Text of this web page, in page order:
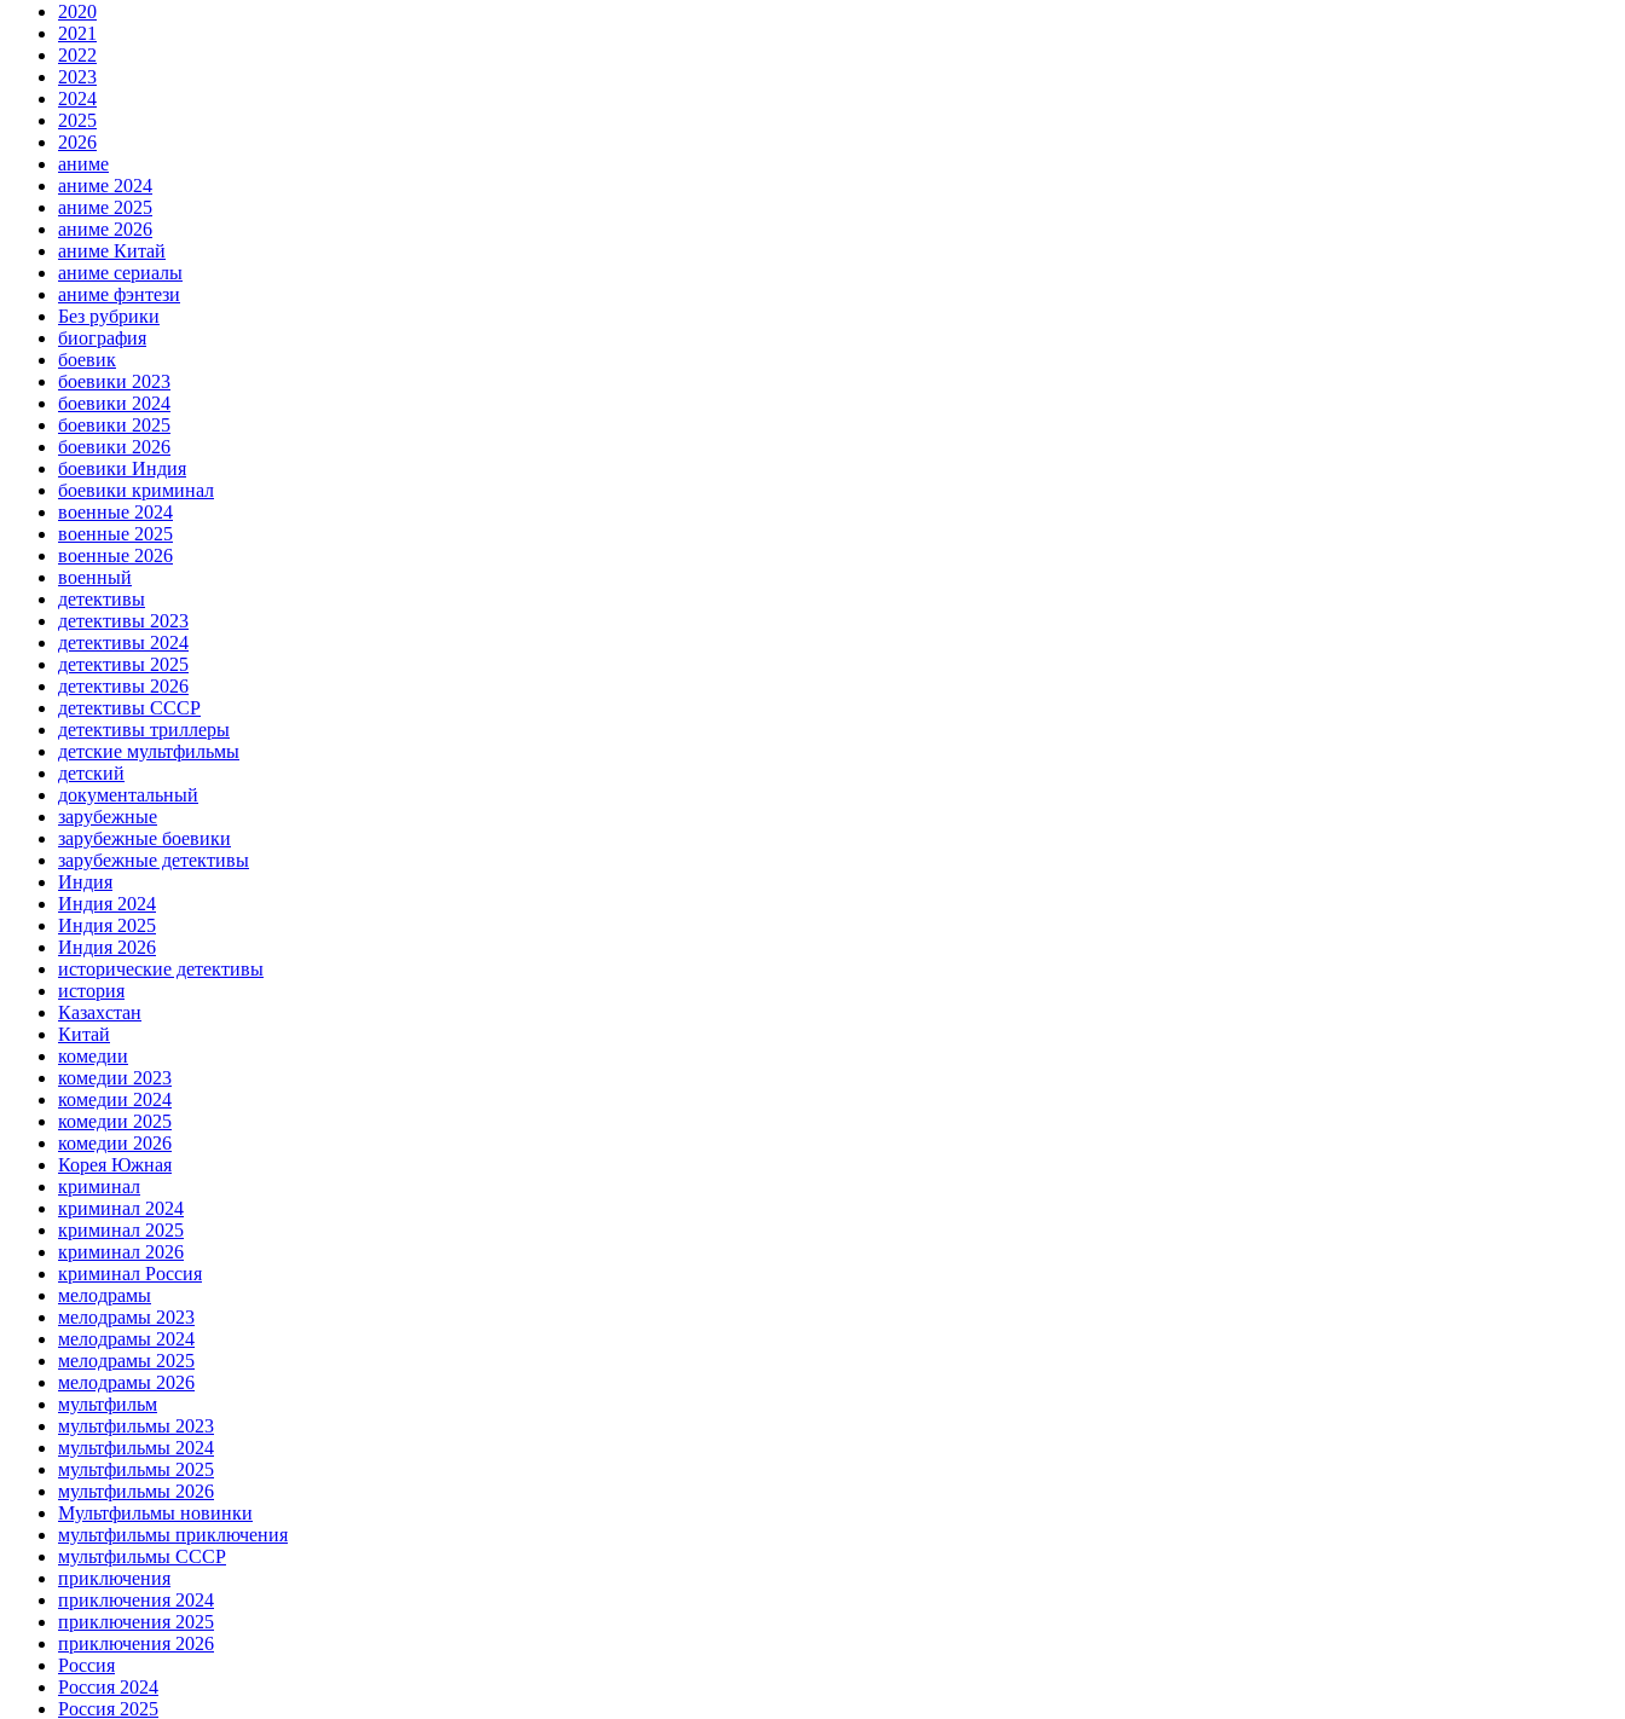
2020
2021
2022
2023
2024
2025
2026
аниме
аниме 2024
аниме 2025
аниме 2026
аниме Китай
аниме сериалы
аниме фэнтези
Без рубрики
биография
боевик
боевики 2023
боевики 2024
боевики 2025
боевики 2026
боевики Индия
боевики криминал
военные 2024
военные 2025
военные 2026
военный
детективы
детективы 2023
детективы 2024
детективы 2025
детективы 2026
детективы СССР
детективы триллеры
детские мультфильмы
детский
документальный
зарубежные
зарубежные боевики
зарубежные детективы
Индия
Индия 2024
Индия 2025
Индия 2026
исторические детективы
история
Казахстан
Китай
комедии
комедии 2023
комедии 2024
комедии 2025
комедии 2026
Корея Южная
криминал
криминал 2024
криминал 2025
криминал 2026
криминал Россия
мелодрамы
мелодрамы 2023
мелодрамы 2024
мелодрамы 2025
мелодрамы 2026
мультфильм
мультфильмы 2023
мультфильмы 2024
мультфильмы 2025
мультфильмы 2026
Мультфильмы новинки
мультфильмы приключения
мультфильмы СССР
приключения
приключения 2024
приключения 2025
приключения 2026
Россия
Россия 2024
Россия 2025